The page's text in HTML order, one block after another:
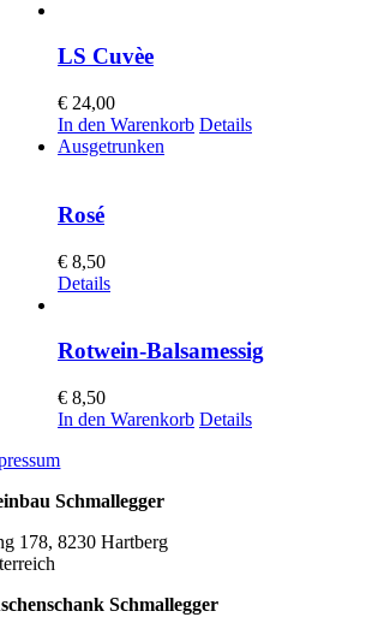
LS Cuvèe
€ 24,00
In den Warenkorb Details
Ausgetrunken
Rosé
€ 8,50
Details
Rotwein-Balsamessig
€ 8,50
In den Warenkorb Details
Schmallegger
178, 8230 Hartberg
Schmallegger